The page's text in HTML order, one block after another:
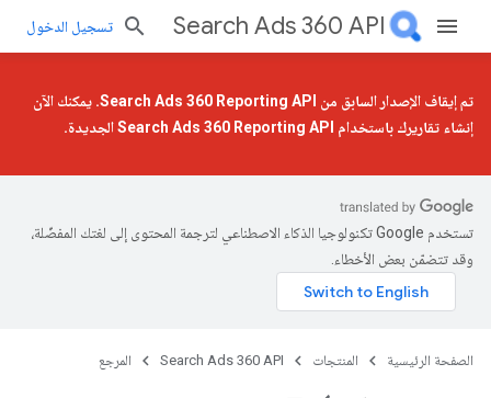
Search Ads 360 API تسجيل الدخول
تم إيقاف الإصدار السابق من Search Ads 360 Reporting API. يمكنك الآن
إنشاء تقاريرك باستخدام Search Ads 360 Reporting API الجديدة .
تستخدم Google تكنولوجيا الذكاء الاصطناعي لترجمة المحتوى إلى لغتك المفضّلة،
وقد تتضمّن بعض الأخطاء.
الصفحة الرئيسية المنتجات Search Ads 360 API المرجع